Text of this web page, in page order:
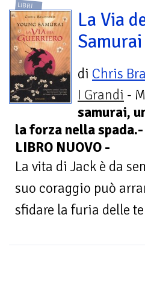
LIBRI
La Via
di Chris
I Grandi -
samurai,
la forza nella spada.-
LIBRO NUOVO -
La vita di Jack è da
suo coraggio può
sfidare la furia delle